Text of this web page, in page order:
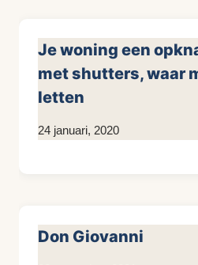
Je woning een
met shutters, waar
letten
Door
24 januari, 2020
Don Giovanni